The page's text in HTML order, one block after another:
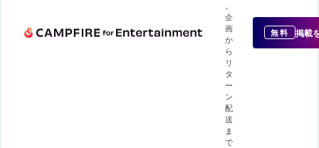
企
画
か
ら
リ
タ
ー
ン
配
送
ま
で
無料 掲載